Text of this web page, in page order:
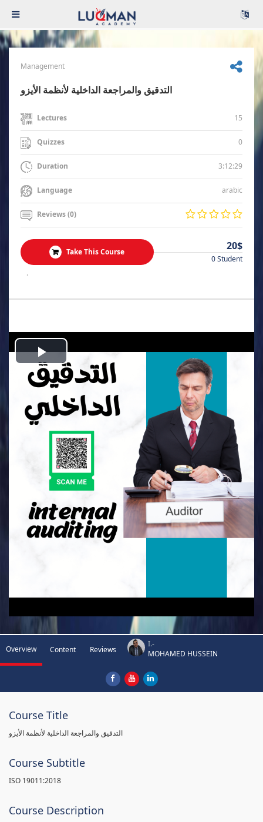
Management
التدقيق والمراجعة الداخلية لأنظمة الأيزو
Lectures 15
Quizzes 0
Duration 3:12:29
Language arabic
Reviews (0)
Take This Course 20$
0 Student
.
Play
Video
Overview Content Reviews
I.-
MOHAMED HUSSEIN
Course Title
التدقيق والمراجعة الداخلية لأنظمة الأيزو
Course Subtitle
ISO 19011:2018
Course Description